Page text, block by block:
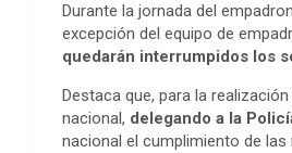
Durante la jornada del
excepción del equipo de
quedarán interrumpidos los
Destaca que, para la
nacional, delegando a la
nacional el cumplimiento de